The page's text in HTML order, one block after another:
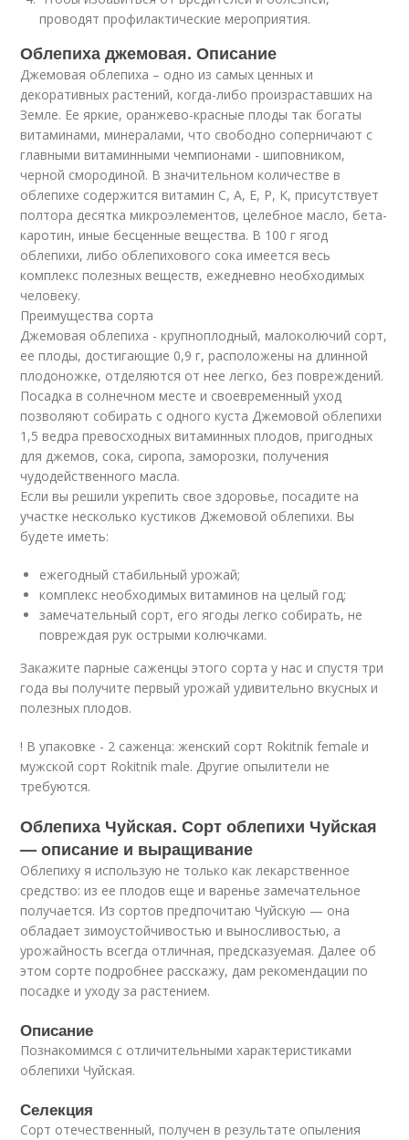
проводят профилактические мероприятия.
Облепиха джемовая. Описание
Джемовая облепиха – одно из самых ценных и
декоративных растений, когда-либо произраставших на
Земле. Ее яркие, оранжево-красные плоды так богаты
витаминами, минералами, что свободно соперничают с
главными витаминными чемпионами - шиповником,
черной смородиной. В значительном количестве в
облепихе содержится витамин С, А, Е, Р, К, присутствует
полтора десятка микроэлементов, целебное масло, бета-
каротин, иные бесценные вещества. В 100 г ягод
облепихи, либо облепихового сока имеется весь
комплекс полезных веществ, ежедневно необходимых
человеку.
Преимущества сорта
Джемовая облепиха - крупноплодный, малоколючий сорт,
ее плоды, достигающие 0,9 г, расположены на длинной
плодоножке, отделяются от нее легко, без повреждений.
Посадка в солнечном месте и своевременный уход
позволяют собирать с одного куста Джемовой облепихи
1,5 ведра превосходных витаминных плодов, пригодных
для джемов, сока, сиропа, заморозки, получения
чудодейственного масла.
Если вы решили укрепить свое здоровье, посадите на
участке несколько кустиков Джемовой облепихи. Вы
будете иметь:
ежегодный стабильный урожай;
комплекс необходимых витаминов на целый год;
замечательный сорт, его ягоды легко собирать, не
повреждая рук острыми колючками.
Закажите парные саженцы этого сорта у нас и спустя три
года вы получите первый урожай удивительно вкусных и
полезных плодов.
! В упаковке - 2 саженца: женский сорт Rokitnik female и
мужской сорт Rokitnik male. Другие опылители не
требуются.
Облепиха Чуйская. Сорт облепихи Чуйская
— описание и выращивание
Облепиху я использую не только как лекарственное
средство: из ее плодов еще и варенье замечательное
получается. Из сортов предпочитаю Чуйскую — она
обладает зимоустойчивостью и выносливостью, а
урожайность всегда отличная, предсказуемая. Далее об
этом сорте подробнее расскажу, дам рекомендации по
посадке и уходу за растением.
Описание
Познакомимся с отличительными характеристиками
облепихи Чуйская.
Селекция
Сорт отечественный, получен в результате опыления